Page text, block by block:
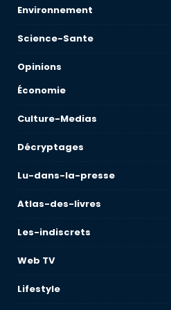
Environnement
Science-Sante
Opinions
Économie
Culture-Medias
Décryptages
Lu-dans-la-presse
Atlas-des-livres
Les-indiscrets
Web TV
Lifestyle